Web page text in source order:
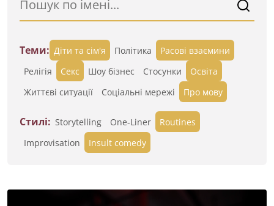
Теми: Діти та сім'я Політика
Расові взаємини
Релігія
Секс Шоу бізнес Стосунки
Освіта
Життєві ситуації
Cоціальні мережі Про мову
Стилі: Storytelling One-Liner
Routines
Improvisation
Insult comedy